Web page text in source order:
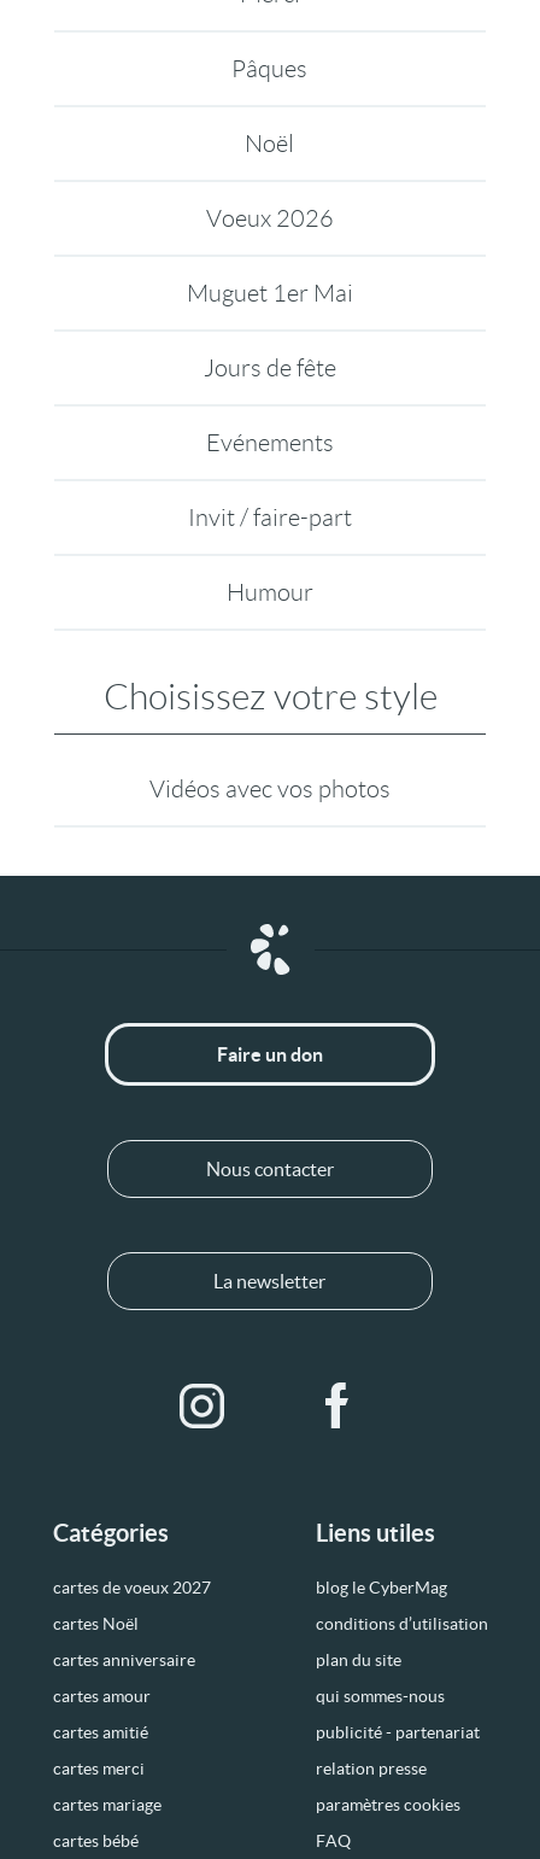
Pâques
Noël
Voeux 2026
Muguet 1er Mai
Jours de fête
Evénements
Invit / faire-part
Humour
Choisissez votre style
Vidéos avec vos photos
Catégories
cartes de voeux 2027
cartes Noël
cartes anniversaire
cartes amour
cartes amitié
cartes merci
cartes mariage
cartes bébé
Liens utiles
blog le CyberMag
conditions d’utilisation
plan du site
qui sommes-nous
publicité - partenariat
relation presse
paramètres cookies
FAQ
Faire un don
Nous contacter
La newsletter